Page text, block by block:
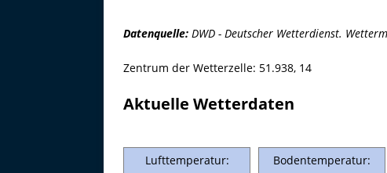
Datenquelle: DWD - Deutscher Wetterdienst.
Zentrum der Wetterzelle: 51.938, 14
Aktuelle Wetterdaten
Lufttemperatur: Bodentemperatur: